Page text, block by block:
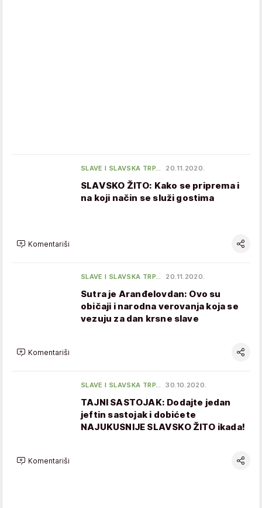
SLAVE I SLAVSKA TRP… 20.11.2020.
SLAVSKO ŽITO: Kako se priprema i
na koji način se služi gostima
Komentariši
SLAVE I SLAVSKA TRP… 20.11.2020.
Sutra je Aranđelovdan: Ovo su
običaji i narodna verovanja koja se
vezuju za dan krsne slave
Komentariši
SLAVE I SLAVSKA TRP… 30.10.2020.
TAJNI SASTOJAK: Dodajte jedan
jeftin sastojak i dobićete
NAJUKUSNIJE SLAVSKO ŽITO ikada!
Komentariši